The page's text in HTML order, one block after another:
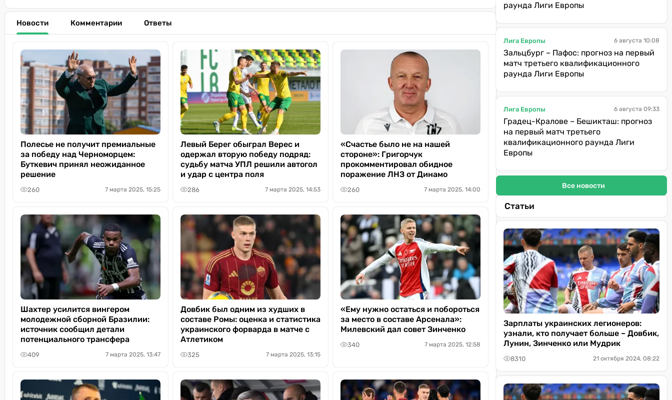
Новости Комментарии Ответы
Полесье не получит премиальные
за победу над Черноморцем:
Буткевич принял неожиданное
решение
260 7 марта 2025, 15:25
Левый Берег обыграл Верес и
одержал вторую победу подряд:
судьбу матча УПЛ решили автогол
и удар с центра поля
286 7 марта 2025, 14:53
«Счастье было не на нашей
стороне»: Григорчук
прокомментировал обидное
поражение ЛНЗ от Динамо
260 7 марта 2025, 14:00
Шахтер усилится вингером
молодежной сборной Бразилии:
источник сообщил детали
потенциального трансфера
409 7 марта 2025, 13:47
Довбик был одним из худших в
составе Ромы: оценка и статистика
украинского форварда в матче с
Атлетиком
325 7 марта 2025, 13:15
«Ему нужно остаться и побороться
за место в составе Арсенала»:
Милевский дал совет Зинченко
340 7 марта 2025, 12:58
раунда Лиги Европы
Лига Европы 6 августа 10:08
Зальцбург – Пафос: прогноз на первый
матч третьего квалификационного
раунда Лиги Европы
Лига Европы 6 августа 09:33
Градец-Кралове – Бешикташ: прогноз
на первый матч третьего
квалификационного раунда Лиги
Европы
Все новости
Статьи
Зарплаты украинских легионеров:
узнали, кто получает больше – Довбик,
Лунин, Зинченко или Мудрик
8310 21 октября 2024, 08:22